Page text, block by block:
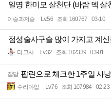
일명 한미모 살천단 (바람 덱 살
이승과저승 Lv.56 조회 160767 03-10
점성술사구슬 많이 가지고 계신
티그사 Lv.32 조회 102339 03-01
잡담 팝린으로 체크한 1주일 사
수리야압 Lv.76 조회 107984 02-23